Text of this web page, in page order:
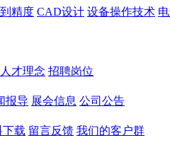
精度 CAD设计 设备操作技术
人才理念 招聘岗位
报导 展会信息 公司公告
下载 留言反馈 我们的客户群